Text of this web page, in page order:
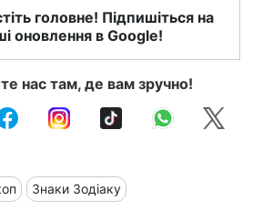
головне! Підпишіться на
оновлення в Google!
нас там, де вам зручно!
Знаки Зодіаку